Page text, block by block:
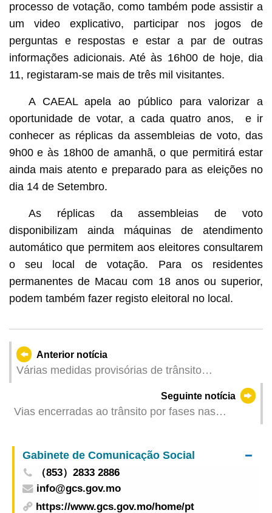
processo de votação, como também pode assistir a
um video explicativo, participar nos jogos de
perguntas e respostas e estar a par de outras
informações adicionais. Até às 16h00 de hoje, dia
11, registaram-se mais de três mil visitantes.
A CAEAL apela ao público para valorizar a
oportunidade de votar, a cada quatro anos, e ir
conhecer as réplicas da assembleias de voto, das
9h00 e às 18h00 de amanhã, o que permitirá estar
ainda mais atento e preparado para as eleições no
dia 14 de Setembro.
As réplicas da assembleias de voto
disponibilizam ainda máquinas de atendimento
automático que permitem aos eleitores consultarem
o seu local de votação. Para os residentes
permanentes de Macau com 18 anos ou superior,
podem também fazer registo eleitoral no local.
Anterior notícia
Várias medidas provisórias de trânsito
implementadas em articulação com a realização
das eleições para a Assembleia Legislativa Duas
paragens de autocarros na Rua do Campo
Seguinte notícia
Vias encerradas ao trânsito por fases nas
Gabinete de Comunicação Social
（853）2833 2886
info@gcs.gov.mo
https://www.gcs.gov.mo/home/pt